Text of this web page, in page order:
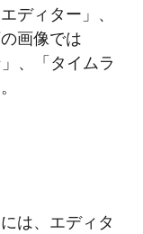
guag e
CSS
# PHP#Git
ディター」、
画像では
、「タイムラ
は、エディタ